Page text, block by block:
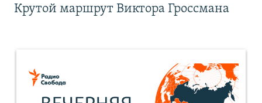
Крутой маршрут Виктора Гроссмана